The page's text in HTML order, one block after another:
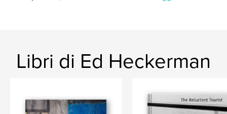
Libri di Ed Heckerman